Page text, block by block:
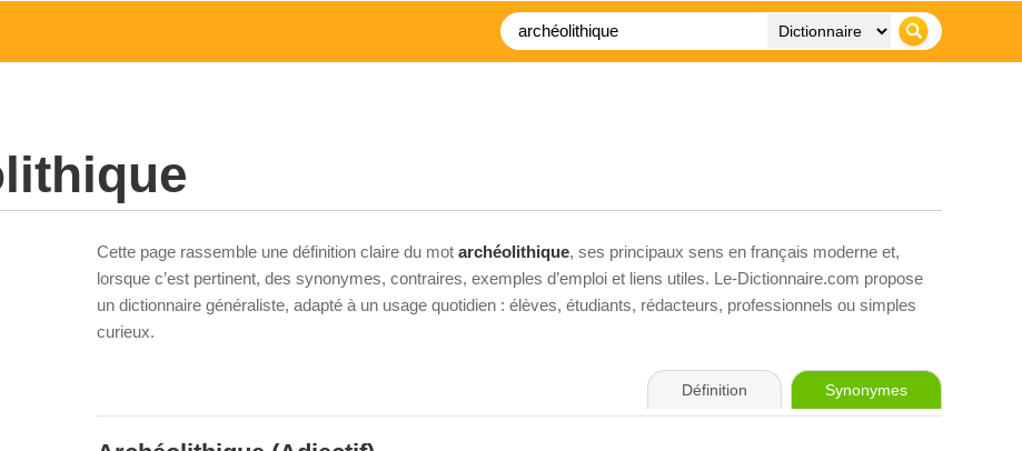
Cette page rassemble une définition claire du mot archéolithique, ses principaux sens en français moderne et,
lorsque c’est pertinent, des synonymes, contraires, exemples d’emploi et liens utiles. Le-Dictionnaire.com propose
un dictionnaire généraliste, adapté à un usage quotidien : élèves, étudiants, rédacteurs, professionnels ou simples
curieux.
Définition Synonymes